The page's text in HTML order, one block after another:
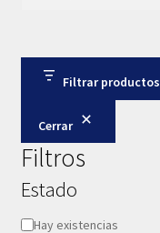
Filtrar productos
Cerrar
Filtros
Estado
Disponibilidad
Hay existencias